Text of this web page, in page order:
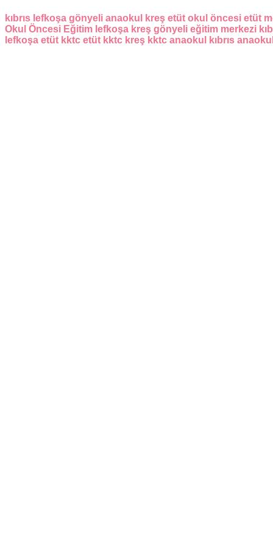
kıbrıs lefkoşa gönyeli anaokul kreş etüt okul öncesi etüt
Okul Öncesi Eğitim lefkoşa kreş gönyeli eğitim merkezi
lefkoşa etüt kktc etüt kktc kreş kktc anaokul kıbrıs